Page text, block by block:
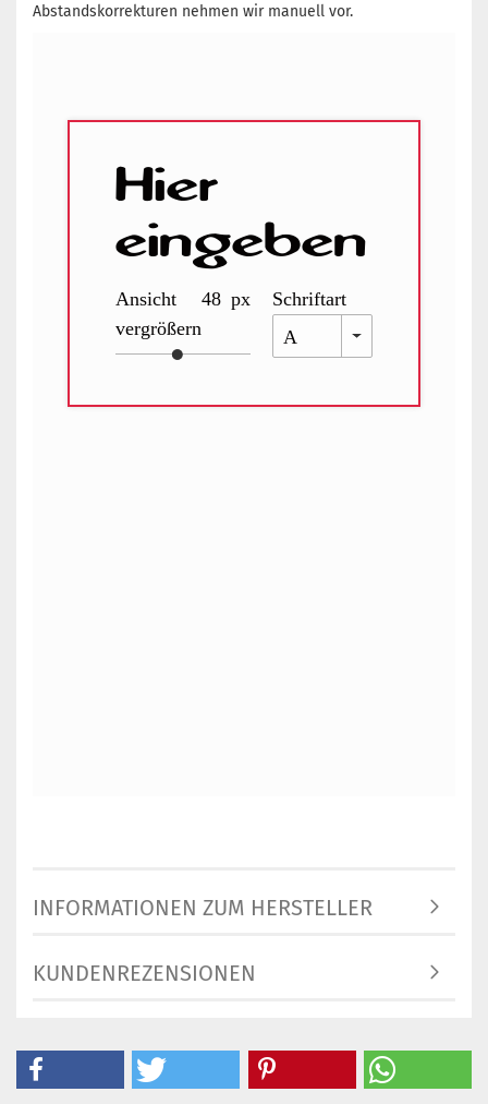
Abstandskorrekturen nehmen wir manuell vor.
INFORMATIONEN ZUM HERSTELLER
KUNDENREZENSIONEN